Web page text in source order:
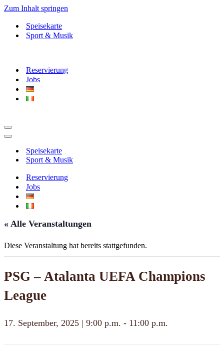
Zum Inhalt springen
Speisekarte
Sport & Musik
Reservierung
Jobs
Navigationsmenü
Navigationsmenü
Speisekarte
Sport & Musik
Reservierung
Jobs
« Alle Veranstaltungen
Diese Veranstaltung hat bereits stattgefunden.
PSG – Atalanta UEFA Champions
League
17. September, 2025 | 9:00 p.m. - 11:00 p.m.